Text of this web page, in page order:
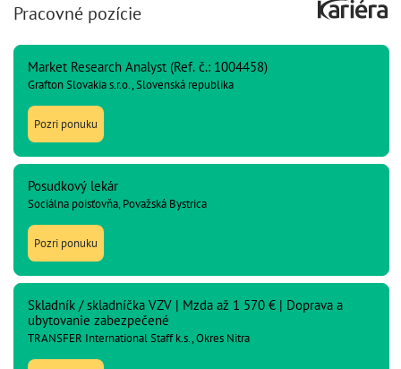
Pracovné pozície
Market Research Analyst (Ref. č.: 1004458)
Grafton Slovakia s.r.o., Slovenská republika
Pozri ponuku
Posudkový lekár
Sociálna poisťovňa, Považská Bystrica
Pozri ponuku
Skladník / skladníčka VZV | Mzda až 1 570 € | Doprava a
ubytovanie zabezpečené
TRANSFER International Staff k.s., Okres Nitra